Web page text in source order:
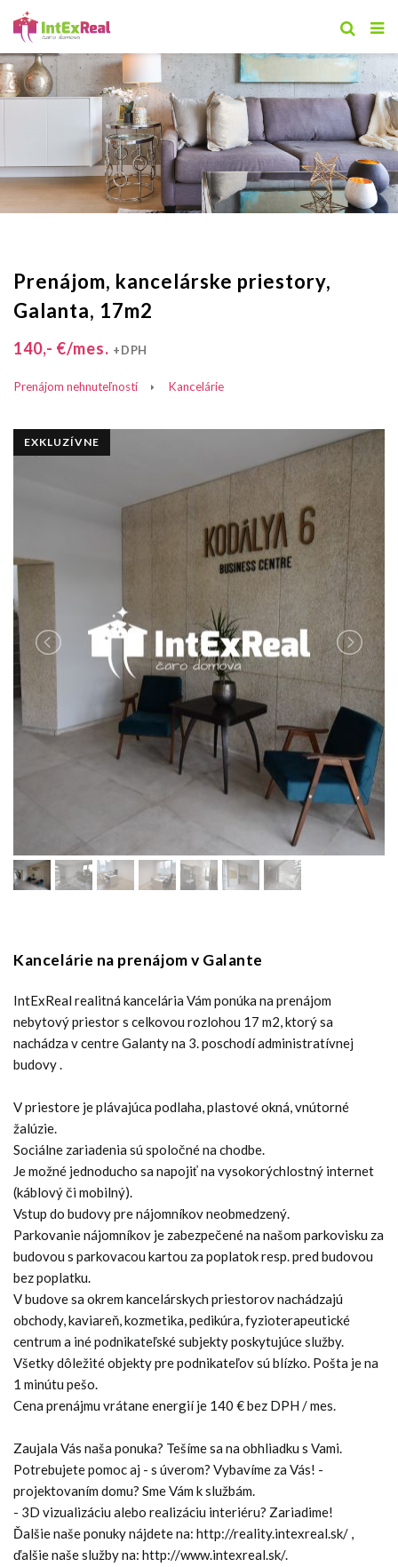
Prenájom, kancelárske priestory,
Galanta, 17m2
140,- €/mes. +DPH
Prenájom nehnuteľností Kancelárie
EXKLUZÍVNE
Kancelárie na prenájom v Galante
IntExReal realitná kancelária Vám ponúka na prenájom
nebytový priestor s celkovou rozlohou 17 m2, ktorý sa
nachádza v centre Galanty na 3. poschodí administratívnej
budovy .
V priestore je plávajúca podlaha, plastové okná, vnútorné
žalúzie.
Sociálne zariadenia sú spoločné na chodbe.
Je možné jednoducho sa napojiť na vysokorýchlostný internet
(káblový či mobilný).
Vstup do budovy pre nájomníkov neobmedzený.
Parkovanie nájomníkov je zabezpečené na našom parkovisku za
budovou s parkovacou kartou za poplatok resp. pred budovou
bez poplatku.
V budove sa okrem kancelárskych priestorov nachádzajú
obchody, kaviareň, kozmetika, pedikúra, fyzioterapeutické
centrum a iné podnikateľské subjekty poskytujúce služby.
Všetky dôležité objekty pre podnikateľov sú blízko. Pošta je na
1 minútu pešo.
Cena prenájmu vrátane energií je 140 € bez DPH / mes.
Zaujala Vás naša ponuka? Tešíme sa na obhliadku s Vami.
Potrebujete pomoc aj - s úverom? Vybavíme za Vás! -
projektovaním domu? Sme Vám k službám.
- 3D vizualizáciu alebo realizáciu interiéru? Zariadime!
Ďalšie naše ponuky nájdete na: http://reality.intexreal.sk/ ,
ďalšie naše služby na: http://www.intexreal.sk/.